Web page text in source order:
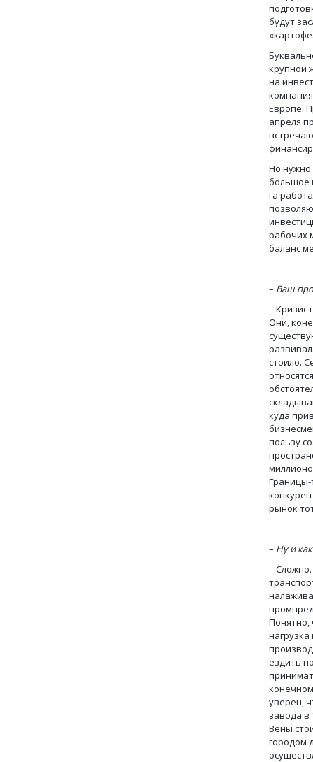
будут
крупной
на
Европе.
апреля
Но нужно
большое
га
рабочих
баланс
– Ваш
– Кризис
Они,
стоило.
куда
пользу
Границы-
рынок
– Ну и
–
Понятно,
ездить
уверен,
завода в
Вены
городом